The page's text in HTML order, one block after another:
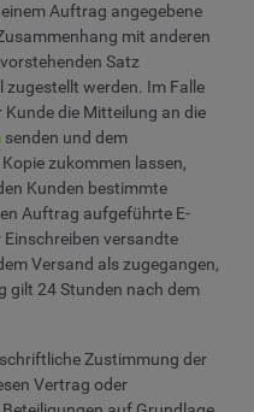
Auftrag angegebene
mit anderen
Satz
zugestellt werden. Im Falle
die Mitteilung an die
senden und dem
zukommen lassen,
Kunden bestimmte
Auftrag aufgeführte E-
Einschreiben versandte
Versand als zugegangen,
gilt 24 Stunden nach dem
Zustimmung der
Vertrag oder